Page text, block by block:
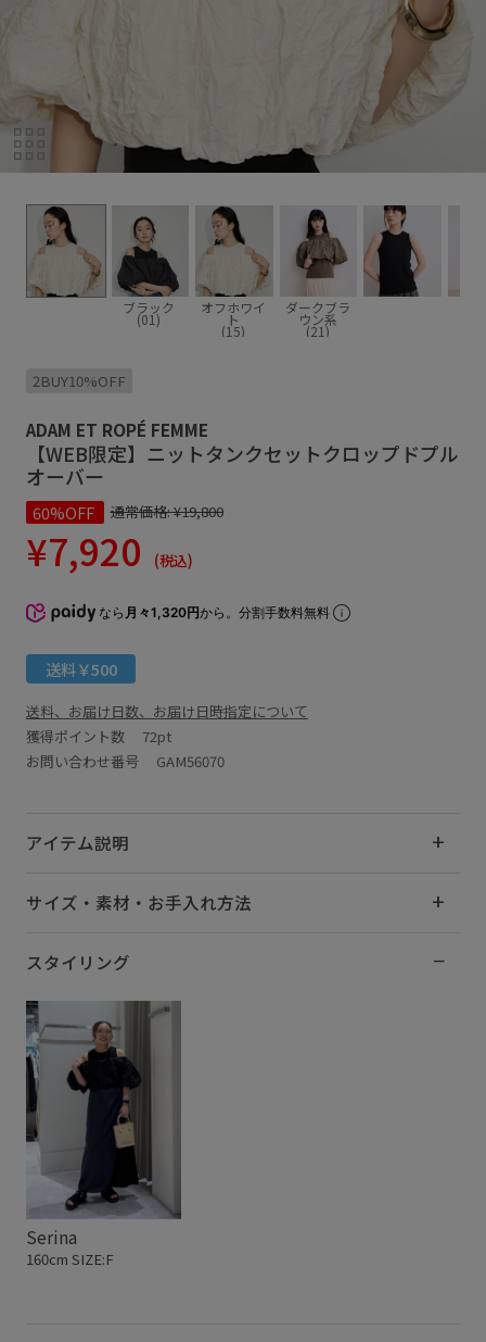
ブラック
(01)
オフホワイ
ト
(15)
ダークブラ
ウン系
(21)
2BUY10%OFF
ADAM ET ROPÉ FEMME
【WEB限定】ニットタンクセットクロップドプル
オーバー
60%OFF 通常価格:¥19,800
¥7,920 (税込)
なら 月々1,320円から。分割手数料無料
送料￥500
送料、お届け日数、お届け日時指定について
獲得ポイント数 72pt
お問い合わせ番号 GAM56070
アイテム説明
サイズ・素材・お手入れ方法
スタイリング
Serina
160cm SIZE:F